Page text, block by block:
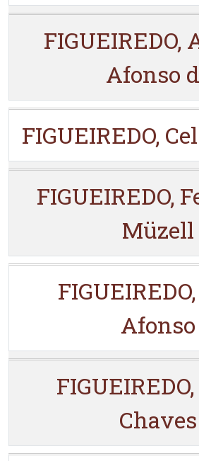
FIGUEIREDO,
Afonso
FIGUEIREDO,
FIGUEIREDO,
Müzell
Afonso
Chaves